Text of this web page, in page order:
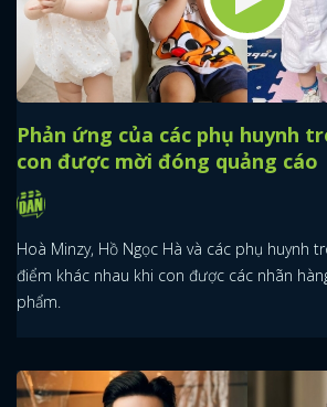
Phản ứng của các phụ huynh
con được mời đóng quảng cáo
Hoà Minzy, Hồ Ngọc Hà và các phụ huynh
điểm khác nhau khi con được các nhãn
phẩm.